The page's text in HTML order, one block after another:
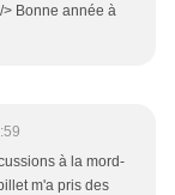
> Bonne année à
à la mord-
m'a pris des